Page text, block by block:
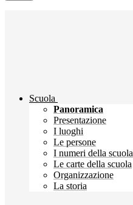
Scuola
Panoramica
Presentazione
I luoghi
Le persone
I numeri della scuola
Le carte della scuola
Organizzazione
La storia